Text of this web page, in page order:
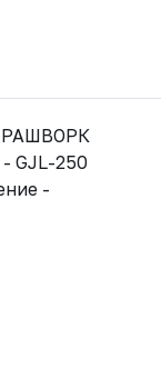
РАШВОРК
GJL-250
-